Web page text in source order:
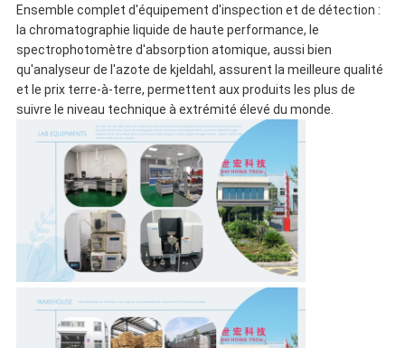
Ensemble complet d'équipement d'inspection et de détection :
la chromatographie liquide de haute performance, le
spectrophotomètre d'absorption atomique, aussi bien
qu'analyseur de l'azote de kjeldahl, assurent la meilleure qualité
et le prix terre-à-terre, permettent aux produits les plus de
suivre le niveau technique à extrémité élevé du monde.